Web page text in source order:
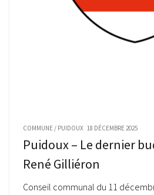
COMMUNE / PUIDOUX 18 DÉCEMBRE 2025
Puidoux – Le dernier
René Gilliéron
Conseil communal du 11